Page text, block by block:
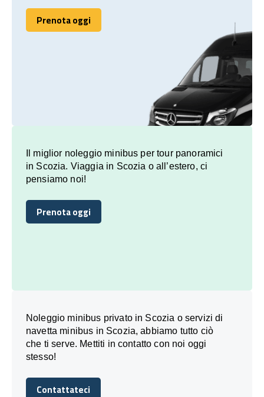
Prenota oggi
Prenota oggi
Il miglior noleggio minibus per tour panoramici
in Scozia. Viaggia in Scozia o all’estero, ci
pensiamo noi!
Prenota oggi
Prenota oggi
Noleggio minibus privato in Scozia o servizi di
navetta minibus in Scozia, abbiamo tutto ciò
che ti serve. Mettiti in contatto con noi oggi
stesso!
Contattateci